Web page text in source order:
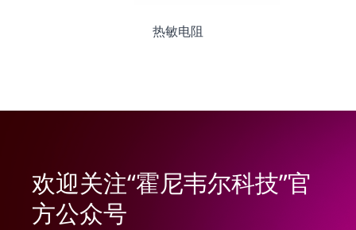
热敏电阻
欢迎关注“霍尼韦尔科技”官
方公众号